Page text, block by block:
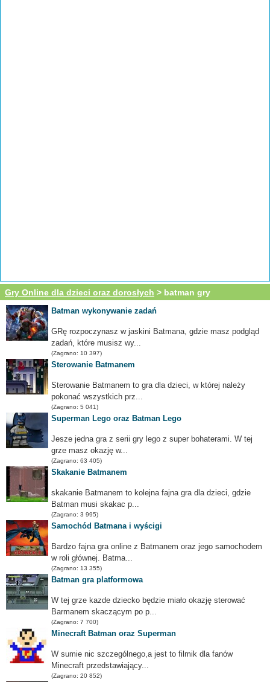
Gry Online dla dzieci oraz dorosłych > batman gry
Batman wykonywanie zadań
GRę rozpoczynasz w jaskini Batmana, gdzie masz podgląd
zadań, które musisz wy...
(Zagrano: 10 397)
Sterowanie Batmanem
Sterowanie Batmanem to gra dla dzieci, w której należy
pokonać wszystkich prz...
(Zagrano: 5 041)
Superman Lego oraz Batman Lego
Jesze jedna gra z serii gry lego z super bohaterami. W tej
grze masz okazję w...
(Zagrano: 63 405)
Skakanie Batmanem
skakanie Batmanem to kolejna fajna gra dla dzieci, gdzie
Batman musi skakac p...
(Zagrano: 3 995)
Samochód Batmana i wyścigi
Bardzo fajna gra online z Batmanem oraz jego samochodem
w roli głównej. Batma...
(Zagrano: 13 355)
Batman gra platformowa
W tej grze kazde dziecko będzie miało okazję sterować
Barmanem skaczącym po p...
(Zagrano: 7 700)
Minecraft Batman oraz Superman
W sumie nic szczególnego,a jest to filmik dla fanów
Minecraft przedstawiający...
(Zagrano: 20 852)